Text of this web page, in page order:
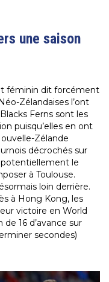
une saison
féminin dit forcément
Zélandaises l’ont
Ferns sont les
puisqu’elles en ont
Zélande
décrochés sur
potentiellement le
à Toulouse.
loin derrière.
à Hong Kong, les
victoire en World
16 d’avance sur
secondes)